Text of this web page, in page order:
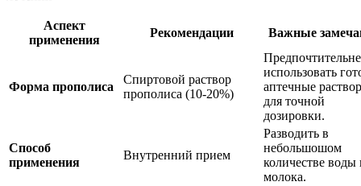
Аспект
применения
Рекомендации Важные
Форма прополиса
Спиртовой раствор
прополиса (10-20%)
использовать
аптечные
для точной
дозировки.
Способ
применения
Внутренний прием
Разводить в
небольшошом
количестве воды
молока.